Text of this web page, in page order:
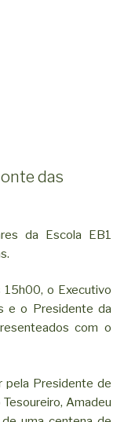
das
da Escola EB1
15h00, o Executivo
e o Presidente da
com o
pela Presidente de
Amadeu